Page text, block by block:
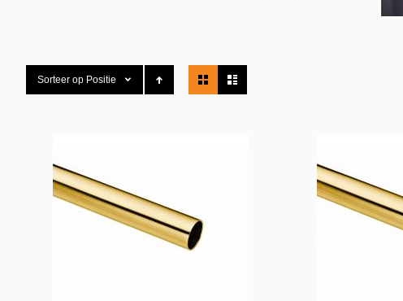
Sorteer op Positie
als